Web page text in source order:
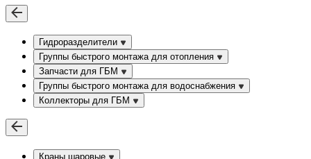
Гидроразделители
Группы быстрого монтажа для отопления
Запчасти для ГБМ
Группы быстрого монтажа для водоснабжения
Коллекторы для ГБМ
Краны шаровые